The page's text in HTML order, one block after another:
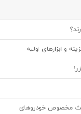
و ابزارهای اولیه
مخصوص خودروهای